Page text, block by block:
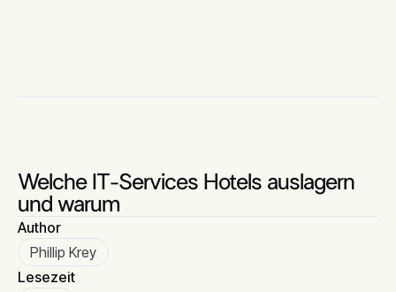
Welche IT-Services Hotels auslagern
und warum
Author
Phillip Krey
Lesezeit